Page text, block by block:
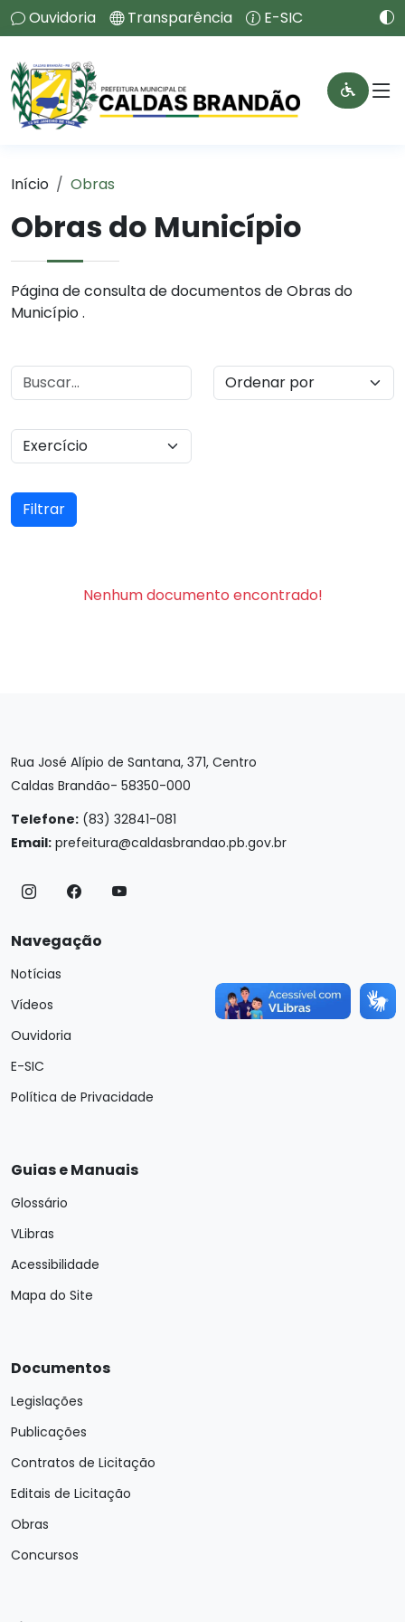
Ouvidoria Transparência E-SIC
Início Obras
Obras do Município
Página de consulta de documentos de Obras do
Município .
Filtrar
Nenhum documento encontrado!
Rua José Alípio de Santana, 371, Centro
Caldas Brandão- 58350-000
Telefone: (83) 32841-081
Email: prefeitura@caldasbrandao.pb.gov.br
Navegação
Notícias
Vídeos
Ouvidoria
E-SIC
Política de Privacidade
Guias e Manuais
Glossário
VLibras
Acessibilidade
Mapa do Site
Documentos
Legislações
Publicações
Contratos de Licitação
Editais de Licitação
Obras
Concursos